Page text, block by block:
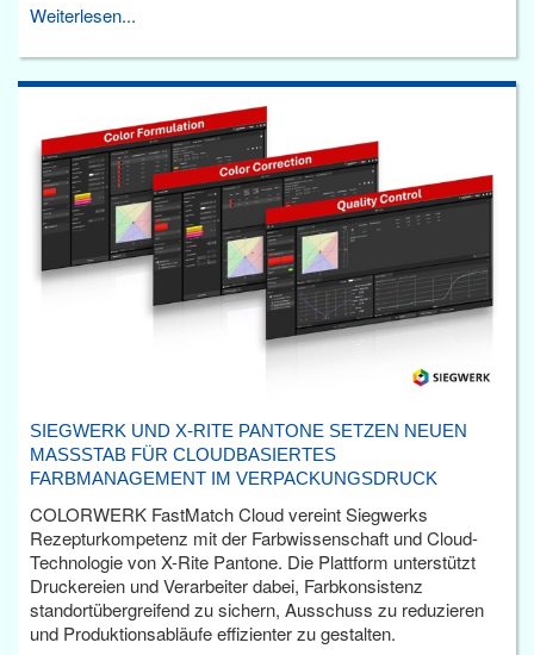
Weiterlesen...
SIEGWERK UND X-RITE PANTONE SETZEN NEUEN
MASSSTAB FÜR CLOUDBASIERTES F
ARBMANAGEMENT IM VERPACKUNGSDRUCK
COLORWERK FastMatch Cloud vereint Siegwerks
Rezepturkompetenz mit der Farbwissenschaft und Cloud-
Technologie von X-Rite Pantone. Die Plattform unterstützt
Druckereien und Verarbeiter dabei, Farbkonsistenz
standortübergreifend zu sichern, Ausschuss zu reduzieren
und Produktionsabläufe effizienter zu gestalten.